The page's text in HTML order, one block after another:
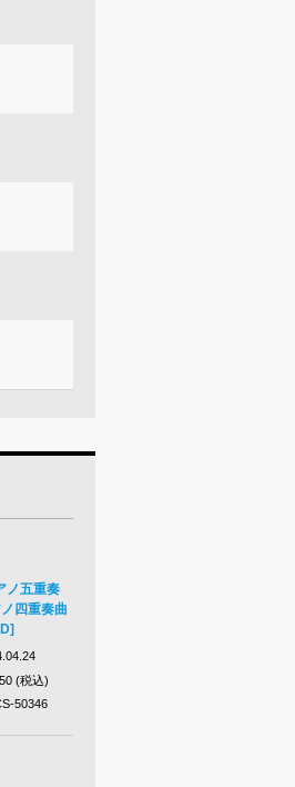
ノ五重奏
四重奏曲
(税込)
50346